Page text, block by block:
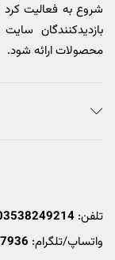
شروع به فعالیت کرد
بازدیدکنندگان
محصولات ارائه شود.
تلفن:
واتساپ/تلگرام: